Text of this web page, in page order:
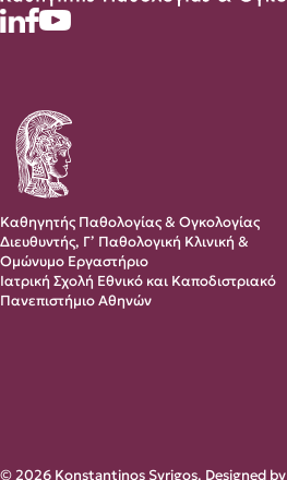
Καθηγητής Παθολογίας & Ογκολογίας
Διευθυντής, Γ’ Παθολογική Κλινική &
Ομώνυμο Εργαστήριο
Ιατρική Σχολή Εθνικό και Καποδιστριακό
Πανεπιστήμιο Αθηνών
© 2026 Konstantinos Syrigos. Designed by